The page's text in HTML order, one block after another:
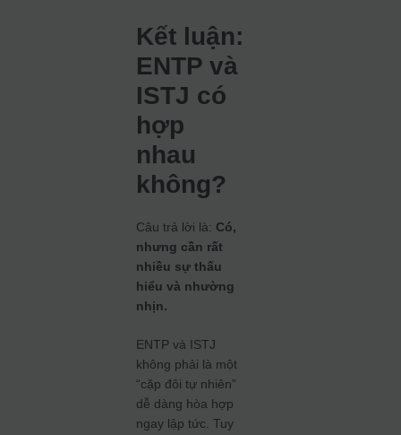
Kết luận:
ENTP và
ISTJ có
hợp
nhau
không?
Câu trả lời là: Có,
nhưng cần rất
nhiều sự thấu
hiểu và nhường
nhịn.
ENTP và ISTJ
không phải là một
“cặp đôi tự nhiên”
dễ dàng hòa hợp
ngay lập tức. Tuy